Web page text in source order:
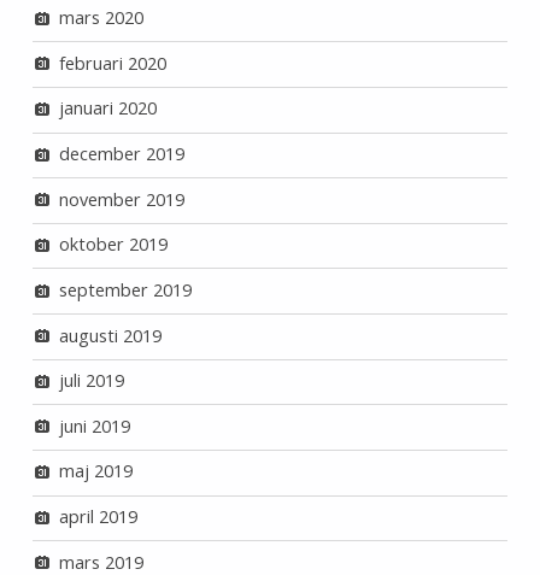
mars 2020
februari 2020
januari 2020
december 2019
november 2019
oktober 2019
september 2019
augusti 2019
juli 2019
juni 2019
maj 2019
april 2019
mars 2019